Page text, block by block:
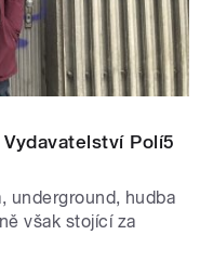
Polí5
underground, hudba
však stojící za